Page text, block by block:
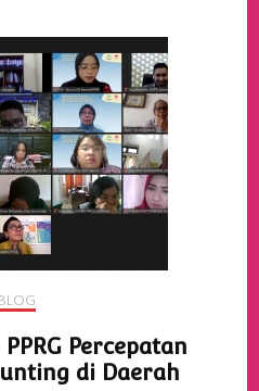
BLOG
Percepatan
di Daerah